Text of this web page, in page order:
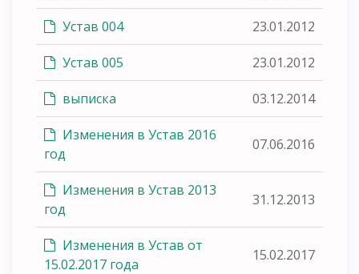
Устав 004 23.01.2012
Устав 005 23.01.2012
выписка 03.12.2014
Изменения в Устав 2016
год
07.06.2016
Изменения в Устав 2013
год
31.12.2013
Изменения в Устав от
15.02.2017 года
15.02.2017